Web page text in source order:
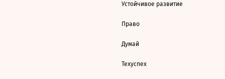
Устойчивое развитие
Право
Думай
Техуспех